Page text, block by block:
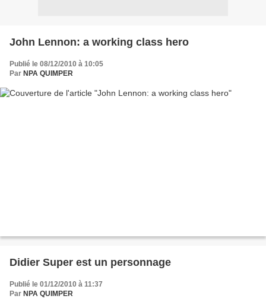
John Lennon: a working class hero
Publié le 08/12/2010 à 10:05
Par NPA QUIMPER
Didier Super est un personnage
Publié le 01/12/2010 à 11:37
Par NPA QUIMPER